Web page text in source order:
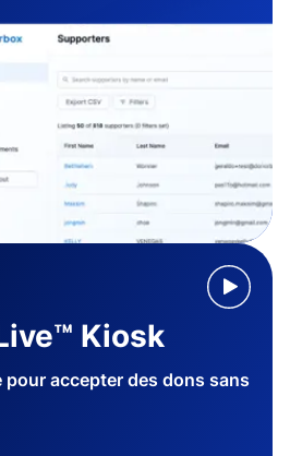
Kiosk
accepter des dons sans